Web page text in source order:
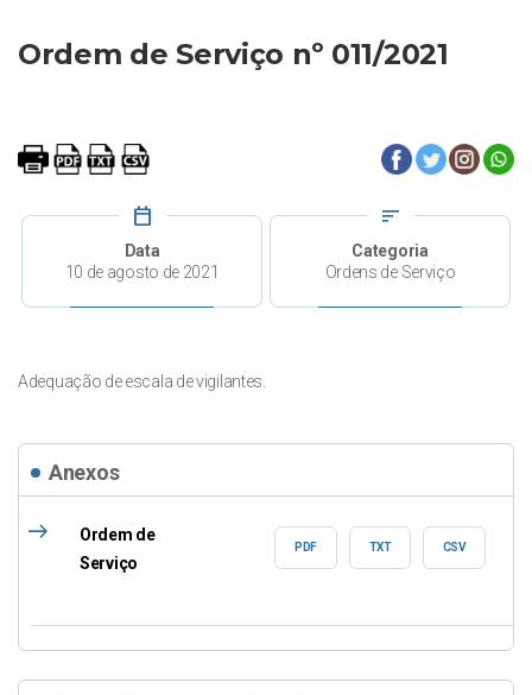
Ordem de Serviço nº 011/2021
calendar_today
Data
10 de agosto de 2021
sort
Categoria
Ordens de Serviço
Adequação de escala de vigilantes.
Anexos
east
Ordem de
Serviço
PDF TXT CSV